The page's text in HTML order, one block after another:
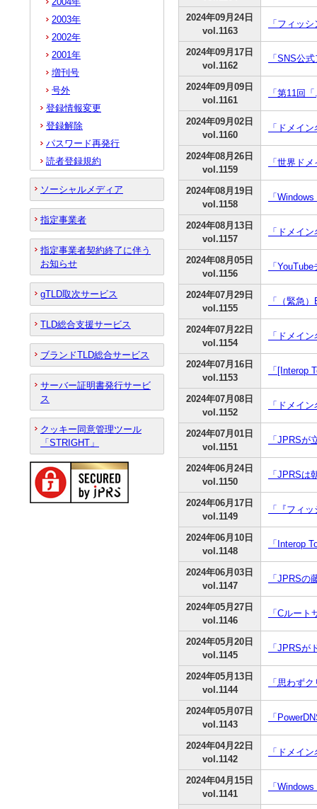
2024年09月24日
vol.1163
「フィッ
2024年09月17日
vol.1162
「SNS公
2024年09月09日
vol.1161
「第11回
2024年09月02日
vol.1160
「ドメイ
2024年08月26日
vol.1159
「世界ド
2024年08月19日
vol.1158
「
2024年08月13日
vol.1157
「ドメイ
2024年08月05日
vol.1156
「
2024年07月29日
vol.1155
「（緊急
2024年07月22日
vol.1154
「ドメイ
2024年07月16日
vol.1153
「[Interop
2024年07月08日
vol.1152
「ドメイ
2024年07月01日
vol.1151
「JPRSが
2024年06月24日
vol.1150
「JPRS
2024年06月17日
vol.1149
「『フィ
2024年06月10日
vol.1148
「Interop
2024年06月03日
vol.1147
「JPRSの
2024年05月27日
vol.1146
「Cルー
2024年05月20日
vol.1145
「JPRSが
2024年05月13日
vol.1144
「思わず
2024年05月07日
vol.1143
「
2024年04月22日
vol.1142
「ドメイ
2024年04月15日
vol.1141
「
2003年
2002年
2001年
増刊号
号外
登録情報変更
登録解除
パスワード再発行
読者登録規約
ソーシャルメディア
指定事業者
指定事業者契約終了に伴う
お知らせ
gTLD取次サービス
TLD総合支援サービス
ブランドTLD総合サービス
サーバー証明書発行サービ
ス
クッキー同意管理ツール
「STRIGHT」